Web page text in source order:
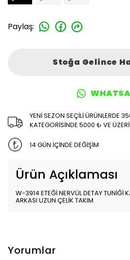
Paylaş:
Stoğa Gelince
YENİ SEZON SEÇİLİ ÜRÜNLERDE
KATEGORİSİNDE 5000 ₺ VE
14 GÜN İÇİNDE DEĞİŞİM
Ürün Açıklaması
W-3914 ETEĞİ NERVÜL DETAY TUNİĞİ
ARKASI UZUN ÇELİK TAKIM
Yorumlar